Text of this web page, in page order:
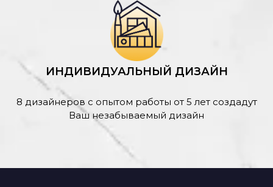
ИНДИВИДУАЛЬНЫЙ ДИЗАЙН
8 дизайнеров с опытом работы от 5 лет создадут
Ваш незабываемый дизайн